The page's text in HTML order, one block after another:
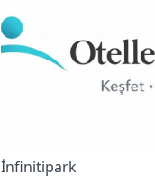
İnfinitipark